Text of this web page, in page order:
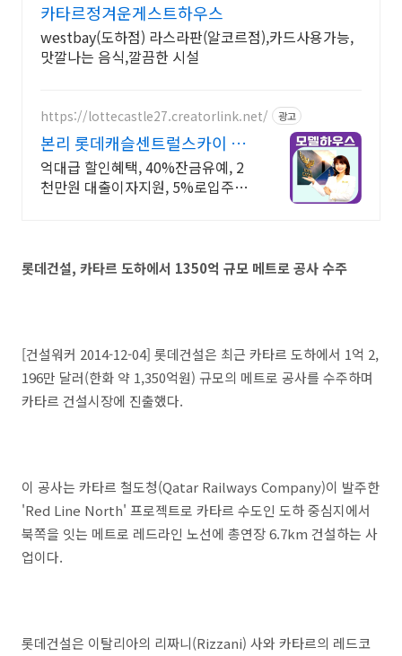
카타르정겨운게스트하우스
westbay(도하점) 라스라판(알코르점),카드사용가능,
맛깔나는 음식,깔끔한 시설
https://lottecastle27.creatorlink.net/ 광고
본리 롯데캐슬센트럴스카이 상
담 1668 3837
억대급 할인혜택, 40%잔금유예, 2
천만원 대출이자지원, 5%로입주시
롯데건설, 카타르 도하에서 1350억 규모 메트로 공사 수주
[건설워커 2014-12-04] 롯데건설은 최근 카타르 도하에서 1억 2,
196만 달러(한화 약 1,350억원) 규모의 메트로 공사를 수주하며
카타르 건설시장에 진출했다.
이 공사는 카타르 철도청(Qatar Railways Company)이 발주한
'Red Line North' 프로젝트로 카타르 수도인 도하 중심지에서
북쪽을 잇는 메트로 레드라인 노선에 총연장 6.7km 건설하는 사
업이다.
롯데건설은 이탈리아의 리짜니(Rizzani) 사와 카타르의 레드코